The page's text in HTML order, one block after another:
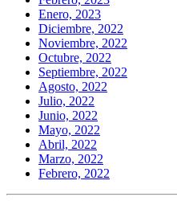
Enero, 2023
Diciembre, 2022
Noviembre, 2022
Octubre, 2022
Septiembre, 2022
Agosto, 2022
Julio, 2022
Junio, 2022
Mayo, 2022
Abril, 2022
Marzo, 2022
Febrero, 2022